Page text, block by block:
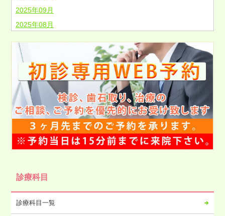
2025年09月
2025年08月
2025年06月
2025年05月
2025年04月
2025年03月
2025年02月
2025年01月
2024年12月
2024年08月
2024年07月
診療科目
診療科目一覧